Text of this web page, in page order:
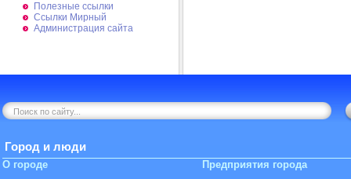
Полезные ссылки
Ссылки Мирный
Администрация сайта
Город и люди
О городе Предприятия города